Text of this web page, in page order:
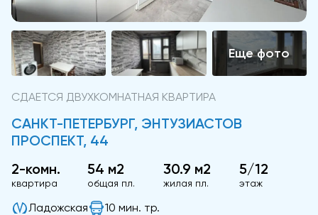
СДАЕТСЯ ДВУХКОМНАТНАЯ КВАРТИРА
САНКТ-ПЕТЕРБУРГ, ЭНТУЗИАСТОВ
ПРОСПЕКТ, 44
2-комн.
квартира
54 м2
общая пл.
30.9 м2
жилая пл.
5/12
этаж
Ладожская 10 мин. тр.